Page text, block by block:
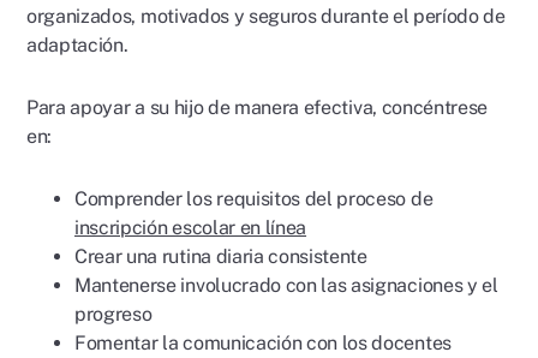
organizados, motivados y seguros durante el período de
adaptación.
Para apoyar a su hijo de manera efectiva, concéntrese
en:
Comprender los requisitos del proceso de
inscripción escolar en línea
Crear una rutina diaria consistente
Mantenerse involucrado con las asignaciones y el
progreso
Fomentar la comunicación con los docentes